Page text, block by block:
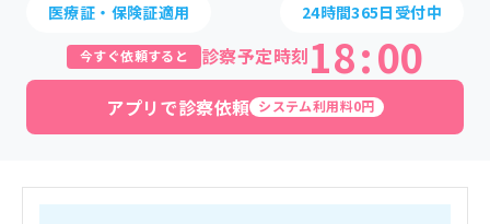
医療証・保険証適用 24時間365日受付中
今すぐ依頼すると 診察予定時刻18:00
アプリで診察依頼 システム利用料0円